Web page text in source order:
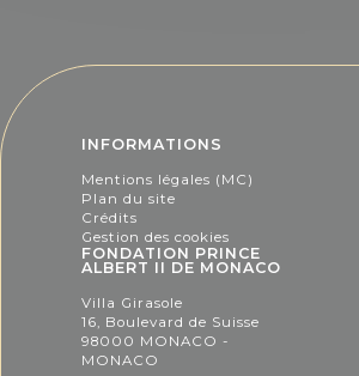
INFORMATIONS
Mentions légales (MC)
Plan du site
Crédits
Gestion des cookies
FONDATION PRINCE
ALBERT II DE MONACO
Villa Girasole
16, Boulevard de Suisse
98000 MONACO -
MONACO